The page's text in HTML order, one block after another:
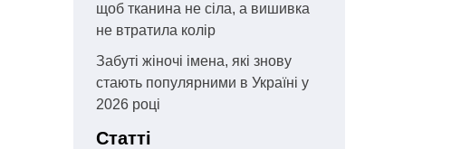
щоб тканина не сіла, а вишивка
не втратила колір
Забуті жіночі імена, які знову
стають популярними в Україні у
2026 році
Статті